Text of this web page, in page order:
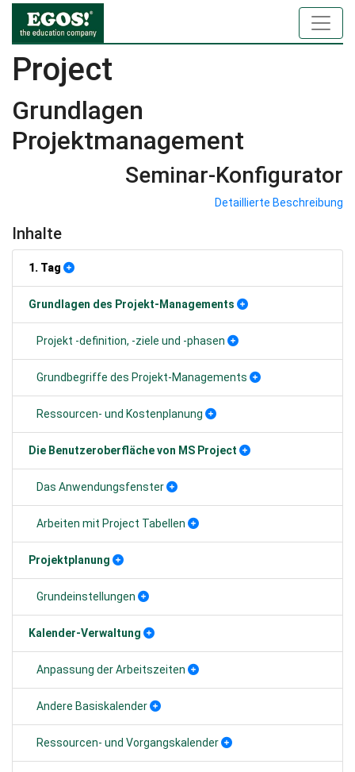
Project
Grundlagen
Projektmanagement
Seminar-Konfigurator
Detaillierte Beschreibung
Inhalte
1. Tag
Grundlagen des Projekt-Managements
Projekt -definition, -ziele und -phasen
Grundbegriffe des Projekt-Managements
Ressourcen- und Kostenplanung
Die Benutzeroberfläche von MS Project
Das Anwendungsfenster
Arbeiten mit Project Tabellen
Projektplanung
Grundeinstellungen
Kalender-Verwaltung
Anpassung der Arbeitszeiten
Andere Basiskalender
Ressourcen- und Vorgangskalender